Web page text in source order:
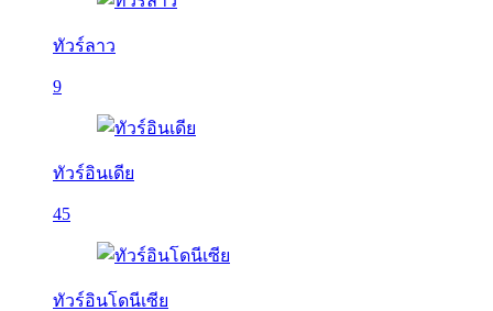
ทัวร์ลาว
9
ทัวร์อินเดีย
45
ทัวร์อินโดนีเซีย